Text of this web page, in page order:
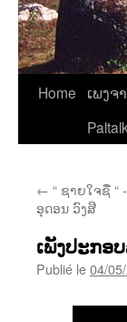
Home
ເພງຈ
Paltalk
← “ ຊາຍໃຈຊື່ “
ອຸດອນ ວົງສີ
ເພັງປະກອ
Publié le04/